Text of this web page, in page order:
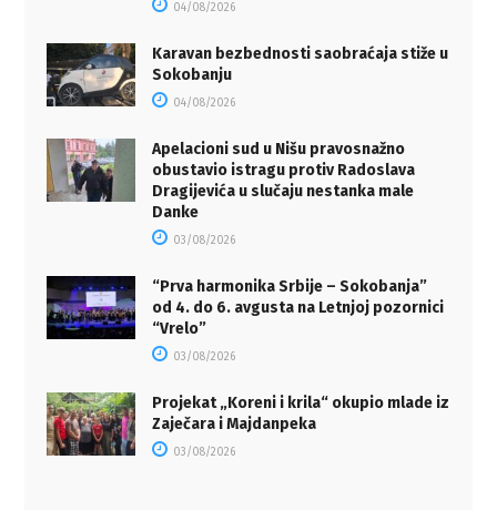
04/08/2026
Karavan bezbednosti saobraćaja stiže u
Sokobanju
04/08/2026
Apelacioni sud u Nišu pravosnažno
obustavio istragu protiv Radoslava
Dragijevića u slučaju nestanka male
Danke
03/08/2026
“Prva harmonika Srbije – Sokobanja”
od 4. do 6. avgusta na Letnjoj pozornici
“Vrelo”
03/08/2026
Projekat „Koreni i krila“ okupio mlade iz
Zaječara i Majdanpeka
03/08/2026